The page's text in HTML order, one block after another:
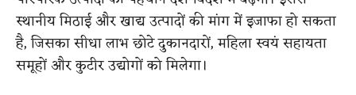
स्थानीय मिठाई और खाद्य उत्पादों की मांग में इजाफा हो सकता
है, जिसका सीधा लाभ छोटे दुकानदारों, महिला स्वयं सहायता
समूहों और कुटीर उद्योगों को मिलेगा।